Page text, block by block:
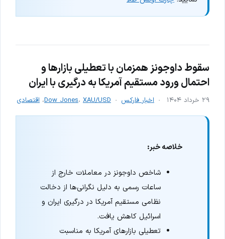
سقوط داوجونز همزمان با تعطیلی بازارها و
احتمال ورود مستقیم آمریکا به درگیری با ایران
۲۹ خرداد ۱۴۰۴ اخبار فارکس Dow Jones، XAU/USD ، اقتصادی
خلاصه خبر:
شاخص داوجونز در معاملات خارج از
ساعات رسمی به دلیل نگرانی‌ها از دخالت
نظامی مستقیم آمریکا در درگیری ایران و
اسرائیل کاهش یافت.
تعطیلی بازارهای آمریکا به مناسبت